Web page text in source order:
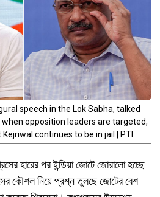
speech in the Lok Sabha, talked
opposition leaders are targeted,
continues to be in jail | PTI
হারের পর ইন্ডিয়া জোটে জোরালো হচ্ছে
কৌশল নিয়ে প্রশ্ন তুলছে জোটের বেশ